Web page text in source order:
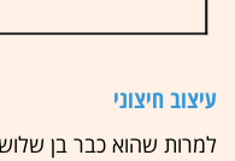
עיצוב חיצוני
למרות שהוא כבר בן שלוש,